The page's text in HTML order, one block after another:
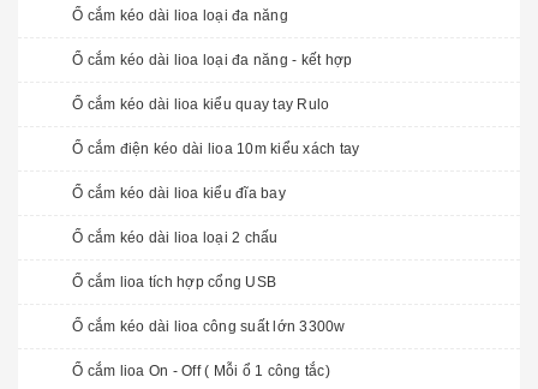
Ổ cắm kéo dài lioa loại đa năng
Ổ cắm kéo dài lioa loại đa năng - kết hợp
Ổ cắm kéo dài lioa kiểu quay tay Rulo
Ổ cắm điện kéo dài lioa 10m kiểu xách tay
Ổ cắm kéo dài lioa kiểu đĩa bay
Ổ cắm kéo dài lioa loại 2 chấu
Ổ cắm lioa tích hợp cổng USB
Ổ cắm kéo dài lioa công suất lớn 3300w
Ổ cắm lioa On - Off ( Mỗi ổ 1 công tắc)